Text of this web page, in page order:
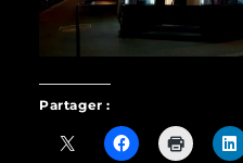
Partager :